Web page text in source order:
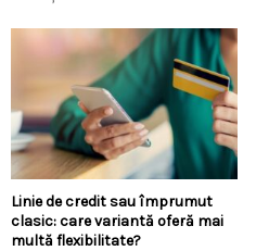
Linie de credit sau împrumut
clasic: care variantă oferă mai
multă flexibilitate?